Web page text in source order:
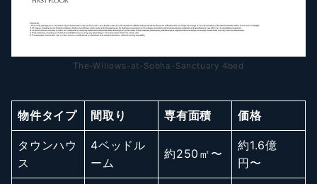
The-Willows-at-Sobha-Sanctuary 4bed
物件タイプ 間取り 専有面積 価格
タウンハウ
ス
4ベッドル
ーム
約250㎡〜
約1.6億
円〜